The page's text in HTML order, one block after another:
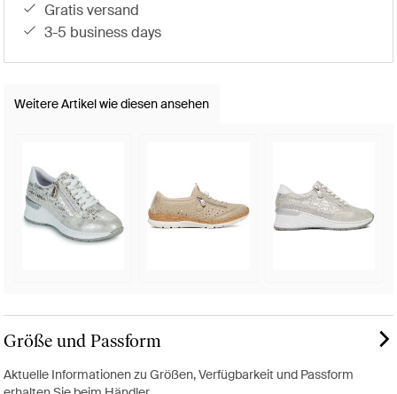
gratis versand
3-5 business days
Weitere Artikel wie diesen ansehen
Größe und Passform
Aktuelle Informationen zu Größen, Verfügbarkeit und Passform